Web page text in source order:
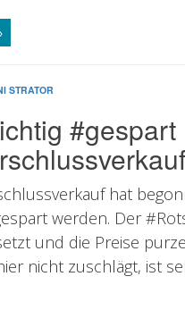
STRATOR
#gespart
hat
werden. Der
und die Preise
nicht zuschlägt, ist